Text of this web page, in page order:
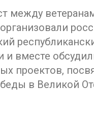
между
и вместе
проектов,
в Великой